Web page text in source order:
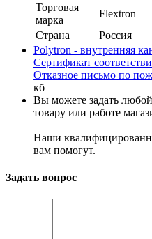
Торговая
марка
Flextron
Страна
Россия
Polytron - внутренняя
Сертификат
Отказное письмо по
кб
Вы можете задать
товару или работе
Наши
вам помогут.
Задать вопрос